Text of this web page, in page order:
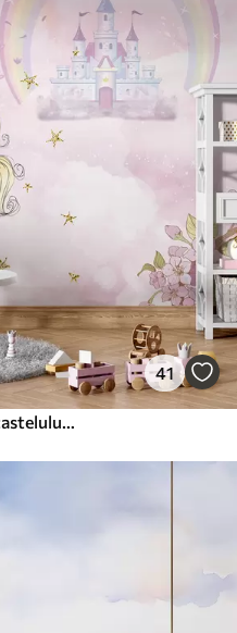
41